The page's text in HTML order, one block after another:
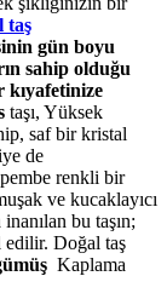
taş
gün boyu
sahip olduğu
kıyafetinize
taşı, Yüksek
saf bir kristal
de
renkli bir
ve kucaklayıcı
bu taşın;
Doğal taş
Kaplama